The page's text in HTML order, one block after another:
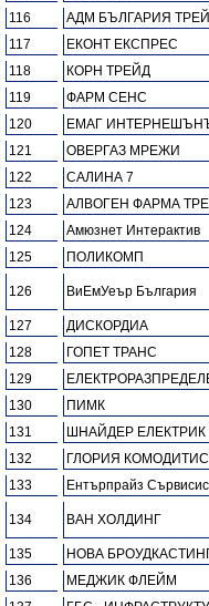
116
АДМ БЪЛГАРИЯ
117
ЕКОНТ ЕКСПРЕС
118
КОРН ТРЕЙД
119
ФАРМ СЕНС
120
ЕМАГ
121
ОВЕРГАЗ МРЕЖИ
122
САЛИНА 7
123
АЛВОГЕН ФАРМА
124
Амюзнет Интерактив
125
ПОЛИКОМП
126 ВиЕмУеър България
127
ДИСКОРДИА
128
ГОПЕТ ТРАНС
129
130
ПИМК
131
ШНАЙДЕР ЕЛЕКТРИК
132
ГЛОРИЯ КОМОДИТИС
133
Ентърпрайз
134 ВАН ХОЛДИНГ
135
НОВА
136
МЕДЖИК ФЛЕЙМ